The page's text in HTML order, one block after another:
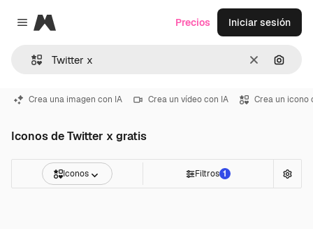
Close menu
Magnific
Borrar
Precios Iniciar sesión
Crea una imagen con IA Crea un vídeo con IA Crea un icono
Iconos de Twitter x gratis
Iconos Filtros 1